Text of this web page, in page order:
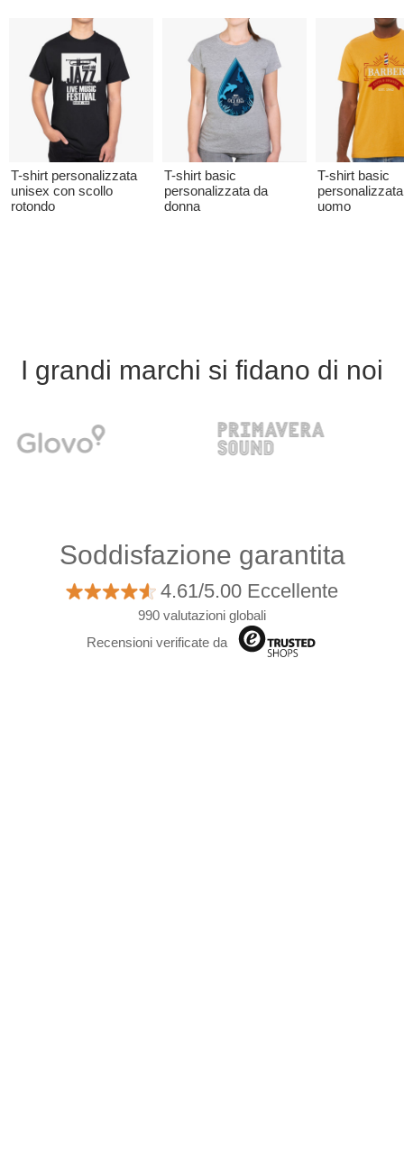
T-shirt personalizzata
unisex con scollo
rotondo
T-shirt basic
personalizzata da
donna
T-shirt basic
uomo
I grandi marchi si fidano di noi
Soddisfazione garantita
4.61/5.00 Eccellente
990 valutazioni globali
Recensioni verificate da